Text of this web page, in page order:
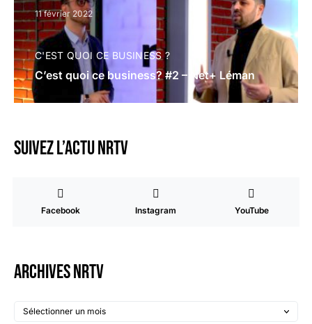
11 février 2022
C'EST QUOI CE BUSINESS ?
C’est quoi ce business? #2 – Net+ Léman
Suivez l’actu NRTV
Facebook Instagram YouTube
Archives NRTV